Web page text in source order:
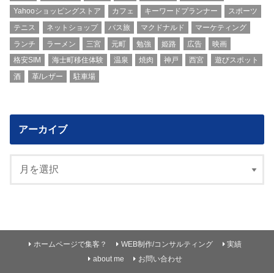
Yahooショッピングストア
カフェ キーワードプランナー
スポーツ
テニス
ネットショップ バス旅 マクドナルド
マーケティング
ランチ
ラーメン 三宮 元町 勉強 姫路 広告
映画
格安SIM
海士町移住体験 温泉 焼肉 神戸 西宮
遊びスポット
酒
革/レザー 駐車場
アーカイブ
ホームページで集客？ WEB制作/コンサルティング
実績
about me
お問い合わせ